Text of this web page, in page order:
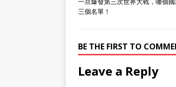
三個名單！
BE THE FIRST TO
Leave a Reply